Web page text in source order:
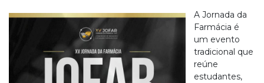
A Jornada da
Farmácia é
um evento
tradicional que
reúne
estudantes,